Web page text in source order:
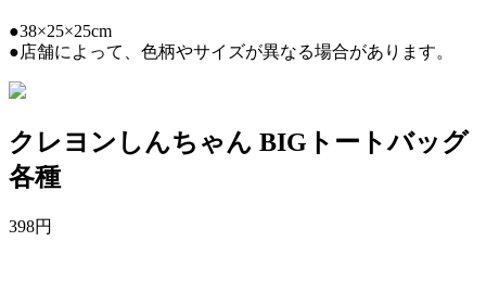
●38×25×25cm
●店舗によって、色柄やサイズが異なる場合があります。
クレヨンしんちゃん BIGトートバッグ
各種
398円